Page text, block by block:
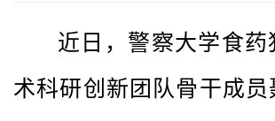
近日，警察大学食药
术科研创新团队骨干成员